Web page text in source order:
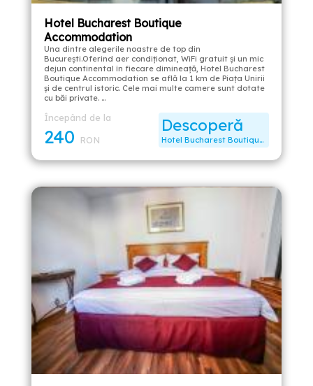
Hotel Bucharest Boutique
Accommodation
Una dintre alegerile noastre de top din
București.Oferind aer condiționat, WiFi gratuit și un mic
dejun continental în fiecare dimineață, Hotel Bucharest
Boutique Accommodation se află la 1 km de Piața Unirii
și de centrul istoric. Cele mai multe camere sunt dotate
cu băi private. …
Descoperă
Hotel Bucharest Boutique Accommodation
Începând de la
240 RON